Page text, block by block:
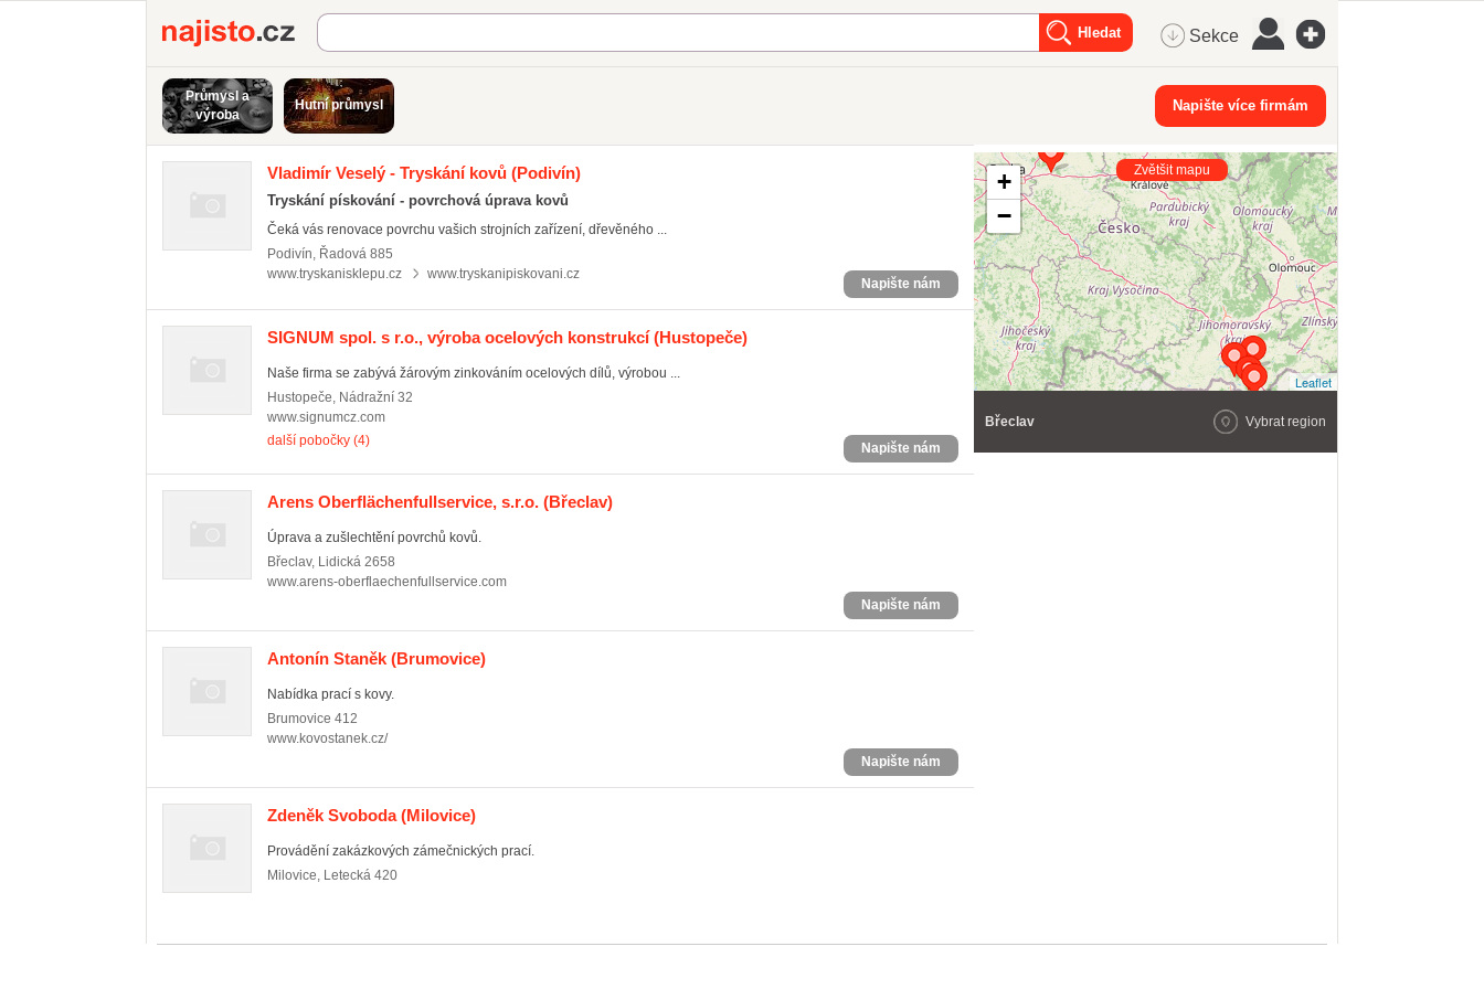
Najisto.cz Sekce
Průmysl a
výroba
Hutní průmysl Napište více firmám
Vladimír Veselý - Tryskání kovů (Podivín)
Tryskání pískování - povrchová úprava kovů
Čeká vás renovace povrchu vašich strojních zařízení, dřevěného ...
Podivín, Řadová 885
www.tryskanisklepu.cz
www.tryskanipiskovani.cz
Napište nám
SIGNUM spol. s r.o., výroba ocelových konstrukcí(Hustopeče)
Naše firma se zabývá žárovým zinkováním ocelových dílů, výrobou ...
Hustopeče, Nádražní 32
www.signumcz.com
další pobočky (4)
Napište nám
Arens Oberflächenfullservice, s.r.o. (Břeclav)
Úprava a zušlechtění povrchů kovů.
Břeclav, Lidická 2658
www.arens-oberflaechenfullservice.com
Napište nám
Antonín Staněk (Brumovice)
Nabídka prací s kovy.
Brumovice 412
www.kovostanek.cz/
Napište nám
Zdeněk Svoboda(Milovice)
Provádění zakázkových zámečnických prací.
Milovice, Letecká 420
+
−
Leaflet
Zvětšit mapu
Břeclav Vybrat region